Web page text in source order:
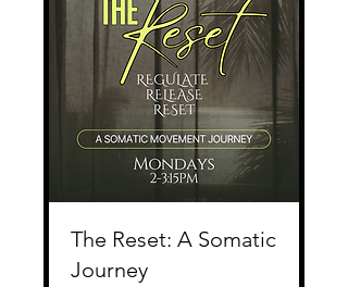
The Reset: A Somatic
Journey